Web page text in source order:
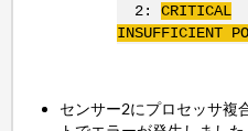
2: CRITICAL
INSUFFICIENT
センサー2にプロセッサ複